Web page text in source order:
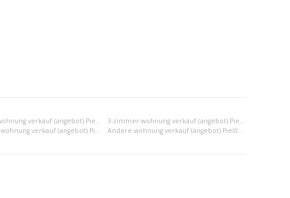
2-zimmer-wohnung verkauf (angebot) Piešťany
3-zimmer-wohnung verkauf (angebot) Piešťany
2x einraumwohnung verkauf (angebot) Piešťany Andere wohnung verkauf (angebot) Piešťany